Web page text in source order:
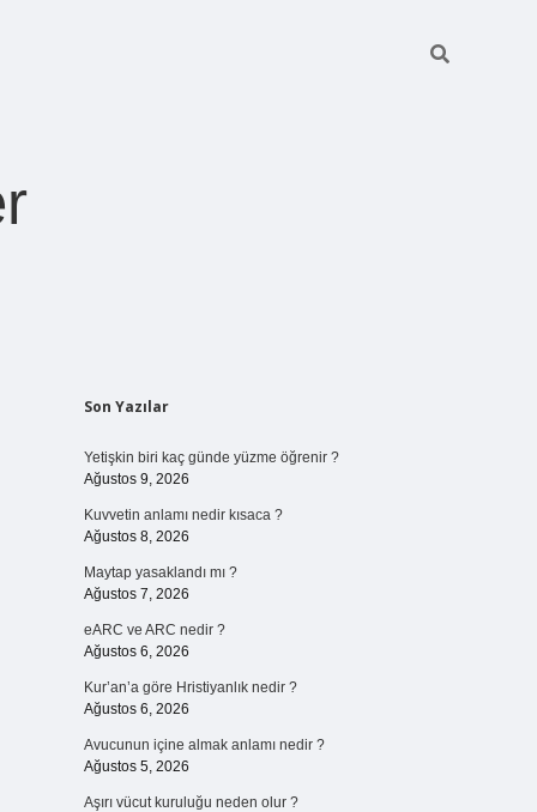
Sidebar
Son Yazılar
Yetişkin biri kaç günde yüzme öğrenir ?
Ağustos 9, 2026
Kuvvetin anlamı nedir kısaca ?
Ağustos 8, 2026
Maytap yasaklandı mı ?
Ağustos 7, 2026
eARC ve ARC nedir ?
Ağustos 6, 2026
Kur’an’a göre Hristiyanlık nedir ?
Ağustos 6, 2026
Avucunun içine almak anlamı nedir ?
Ağustos 5, 2026
Aşırı vücut kuruluğu neden olur ?